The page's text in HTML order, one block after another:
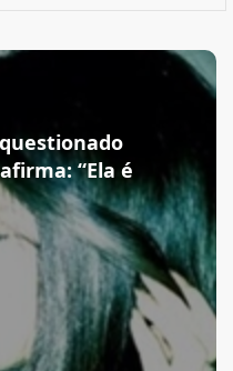
“Ela é